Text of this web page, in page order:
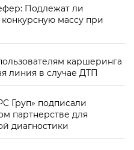
Подлежат ли
массу при
каршеринга
линия в случае ДТП
Груп» подписали
партнерстве для
диагностики